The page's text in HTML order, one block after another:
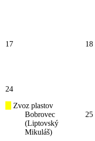
17 18
24
Zvoz plastov
Bobrovec
(Liptovský
Mikuláš)
25